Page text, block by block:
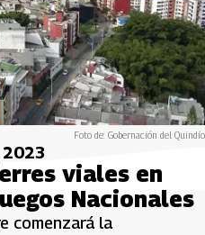
Foto de: Gobernación del Quindío
2023
viales en
Nacionales
comenzará la